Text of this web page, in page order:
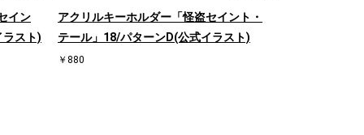
イン
ラスト)
アクリルキーホルダー「怪盗セイント・
テール」18/パターンD(公式イラスト)
￥880